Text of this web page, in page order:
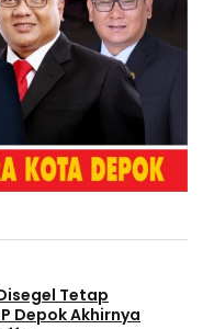
Tetap
Depok Akhirnya